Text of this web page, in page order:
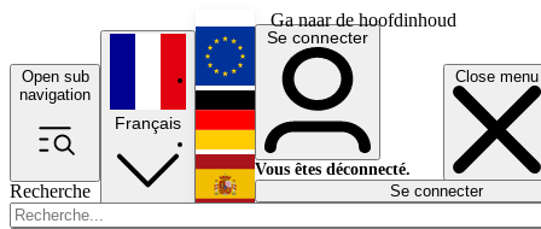
Ga naar de hoofdinhoud
Open sub
navigation
Close menu
Recherche
Français
English
Deutsch
Español
Se connecter
Vous êtes déconnecté.
Se connecter